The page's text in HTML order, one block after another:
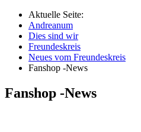
Aktuelle Seite:
Andreanum
Dies sind wir
Freundeskreis
Neues vom Freundeskreis
Fanshop -News
Fanshop -News